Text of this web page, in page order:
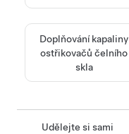
Doplňování kapaliny
ostřikovačů čelního
skla
Udělejte si sami